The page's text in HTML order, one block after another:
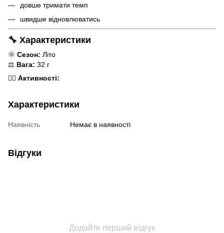
довше тримати темп
швидше відновлюватись
🔧 Характеристики
🌞 Сезон: Літо
⚖️ Вага: 32 г
🏃‍♂️ Активності:
Характеристики
Наявність Немає в наявності
Відгуки
Додайте перший відгук